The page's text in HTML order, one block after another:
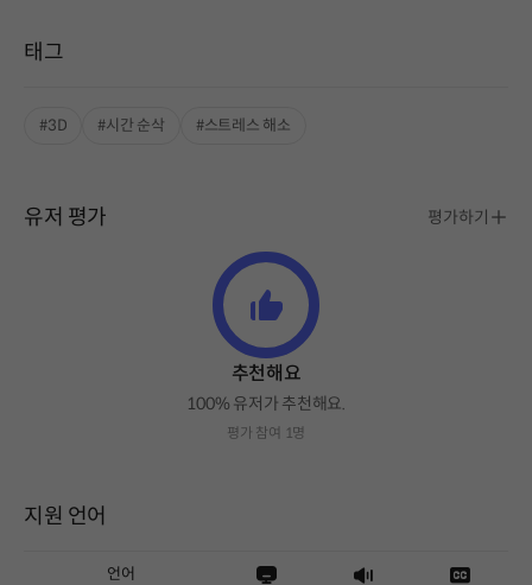
태그
#3D #시간 순삭 #스트레스 해소
유저 평가 평가하기
추천해요
100% 유저가 추천해요.
평가 참여 1명
지원 언어
언어